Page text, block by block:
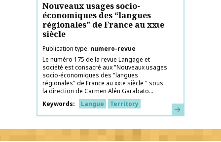
Nouveaux usages socio-
économiques des “langues
régionales” de France au xxιe
siècle
Publication type numero-revue
Le numéro 175 de la revue Langage et
société est consacré aux "Nouveaux usages
socio-économiques des "langues
régionales" de France au xxιe siècle " sous
la direction de Carmen Alén Garabato...
Keywords
Langue Territory Learn more